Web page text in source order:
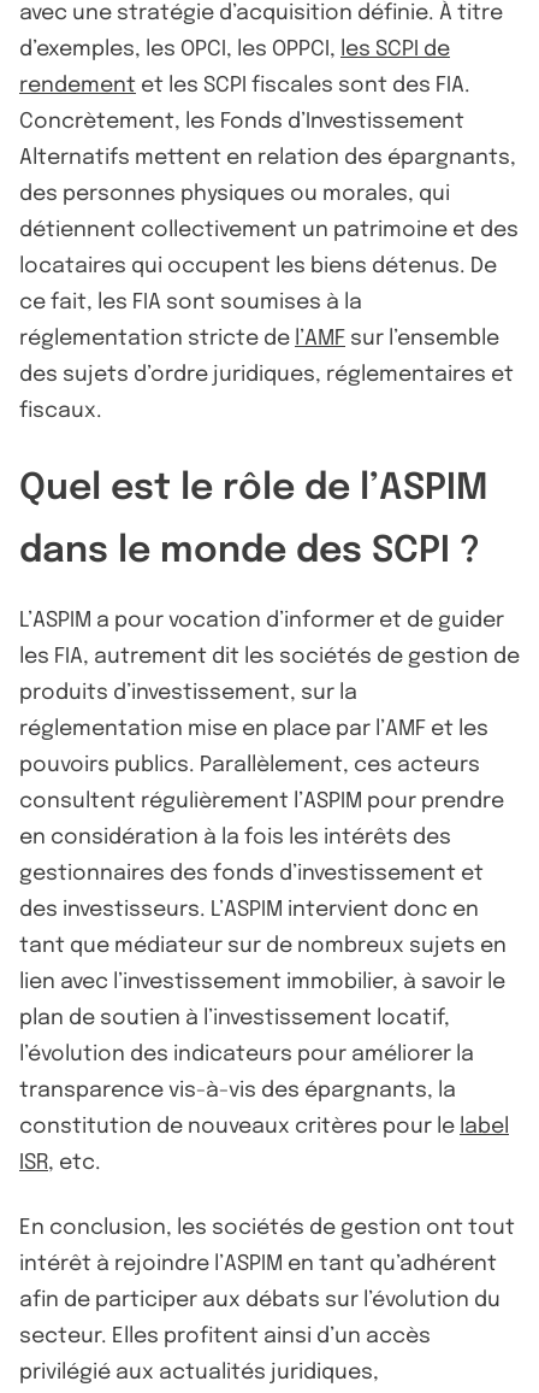
avec une stratégie d’acquisition définie. À titre
d’exemples, les OPCI, les OPPCI, les SCPI de
rendement et les SCPI fiscales sont des FIA.
Concrètement, les Fonds d’Investissement
Alternatifs mettent en relation des épargnants,
des personnes physiques ou morales, qui
détiennent collectivement un patrimoine et des
locataires qui occupent les biens détenus. De
ce fait, les FIA sont soumises à la
réglementation stricte de l’AMF sur l’ensemble
des sujets d’ordre juridiques, réglementaires et
fiscaux.
Quel est le rôle de l’ASPIM
dans le monde des SCPI ?
L’ASPIM a pour vocation d’informer et de guider
les FIA, autrement dit les sociétés de gestion de
produits d’investissement, sur la
réglementation mise en place par l’AMF et les
pouvoirs publics. Parallèlement, ces acteurs
consultent régulièrement l’ASPIM pour prendre
en considération à la fois les intérêts des
gestionnaires des fonds d’investissement et
des investisseurs. L’ASPIM intervient donc en
tant que médiateur sur de nombreux sujets en
lien avec l’investissement immobilier, à savoir le
plan de soutien à l’investissement locatif,
l’évolution des indicateurs pour améliorer la
transparence vis-à-vis des épargnants, la
constitution de nouveaux critères pour le label
ISR, etc.
En conclusion, les sociétés de gestion ont tout
intérêt à rejoindre l’ASPIM en tant qu’adhérent
afin de participer aux débats sur l’évolution du
secteur. Elles profitent ainsi d’un accès
privilégié aux actualités juridiques,